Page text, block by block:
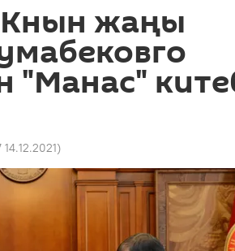
жаңы
"Манас"
14.12.2021)